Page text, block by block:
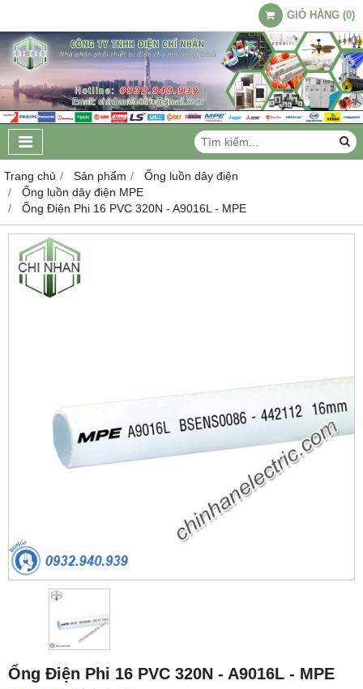
GIỎ HÀNG (0)
Trang chủ Sản phẩm
Ống luồn dây điện
Ống luồn dây điện MPE
Ống Điện Phi 16 PVC 320N - A9016L - MPE
Ống Điện Phi 16 PVC 320N - A9016L - MPE